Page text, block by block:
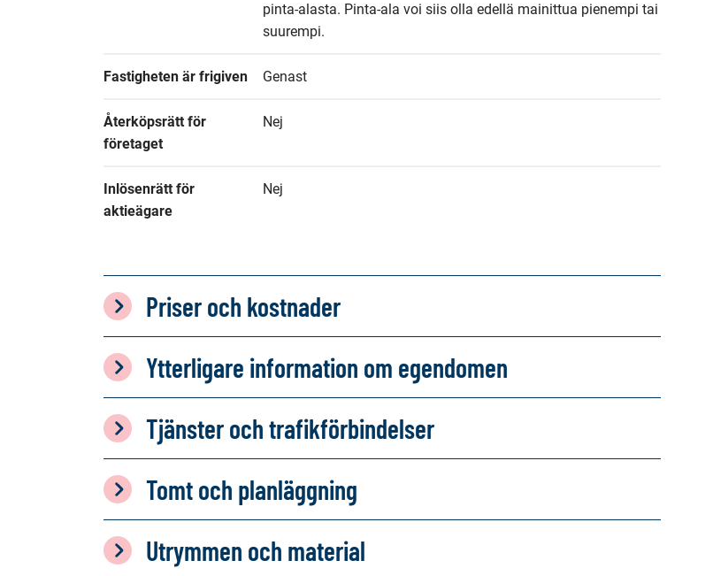
pinta-alasta. Pinta-ala voi siis olla edellä mainittua pienempi tai
suurempi.
Fastigheten är frigiven Genast
Återköpsrätt för
företaget
Nej
Inlösenrätt för
aktieägare
Nej
Priser och kostnader
Ytterligare information om egendomen
Tjänster och trafikförbindelser
Tomt och planläggning
Utrymmen och material